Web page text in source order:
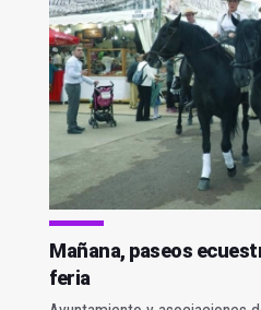
Mañana, paseos
feria